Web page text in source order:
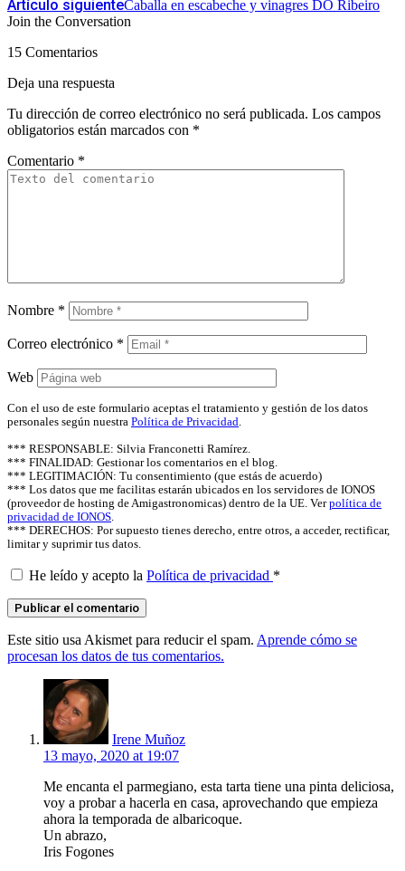
Artículo siguienteCaballa en escabeche y vinagres DO Ribeiro
Join the Conversation
15 Comentarios
Deja una respuesta
Tu dirección de correo electrónico no será publicada. Los campos
obligatorios están marcados con *
Comentario *
Nombre *
Correo electrónico *
Web
Con el uso de este formulario aceptas el tratamiento y gestión de los datos
personales según nuestra Política de Privacidad.
*** RESPONSABLE: Silvia Franconetti Ramírez.
*** FINALIDAD: Gestionar los comentarios en el blog.
*** LEGITIMACIÓN: Tu consentimiento (que estás de acuerdo)
*** Los datos que me facilitas estarán ubicados en los servidores de IONOS
(proveedor de hosting de Amigastronomicas) dentro de la UE. Verpolítica de
privacidad de IONOS.
*** DERECHOS: Por supuesto tienes derecho, entre otros, a acceder, rectificar,
limitar y suprimir tus datos.
He leído y acepto la Política de privacidad *
Este sitio usa Akismet para reducir el spam. Aprende cómo se
procesan los datos de tus comentarios.
Irene Muñoz
13 mayo, 2020 at 19:07
Me encanta el parmegiano, esta tarta tiene una pinta deliciosa,
voy a probar a hacerla en casa, aprovechando que empieza
ahora la temporada de albaricoque.
Un abrazo,
Iris Fogones